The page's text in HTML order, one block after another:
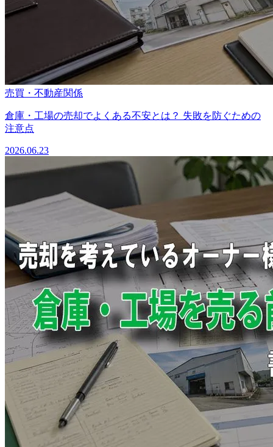
売買・不動産関係
倉庫・工場の売却でよくある不安とは？ 失敗を防ぐための
注意点
2026.06.23